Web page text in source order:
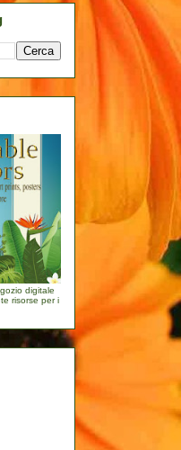
digitale
risorse per i